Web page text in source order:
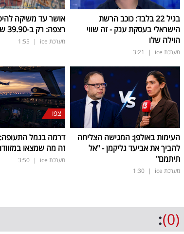
בגיל 22 בלבד: כוכב הרשת
הישראלי בעסקת ענק - זה שווי
הוילה שלו
מערכת ice |
3:21
אושר עד משיקה
רצפה: רק ב-39.90 שקל
מערכת ice |
1:55
העימות באולפן: המגישה הצליחה
להביך את אביעד גליקמן - "אל
תיתמם"
מערכת ice |
1:30
צפו
דרמה בנמל
זה מה שמצאו
מערכת ice |
3:50
(0)
: